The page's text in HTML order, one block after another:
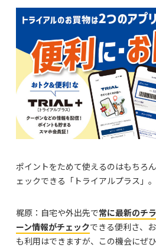
ポイントをためて使えるのはもちろ
ェックできる「トライアルプラス」。
梶原：自宅や外出先で常に最新のチ
ーン情報がチェックできる便利さ、
も利用はできますが、この機会にぜ